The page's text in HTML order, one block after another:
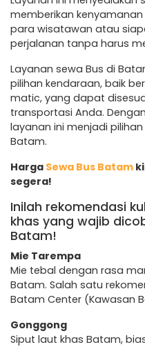
memberikan
para wisatawan atau
perjalanan tanpa harus
Layanan sewa Bus di
pilihan kendaraan, baik
matic, yang dapat
transportasi Anda.
layanan ini menjadi
Batam.
Harga Sewa Bus Batam
segera!
Inilah rekomendasi
khas yang wajib
Batam!
Mie Tarempa
Mie tebal dengan rasa
Batam. Salah satu
Batam Center (Kawasan
Gonggong
Siput laut khas Batam,